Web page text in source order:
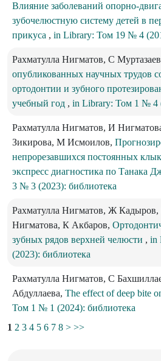
Влияние заболеваний опорно-
зубочелюстную систему детей в
прикуса , in Library: Том 19 № 4
Рахматулла Нигматов, С
опубликованных научных трудов
ортодонтии и зубного
учебный год , in Library: Том 1 № 4
Рахматулла Нигматов, И
Зикирова, М Исмоилов,
непрорезавшихся постоянных
экспресс диагностика по Танака
3 № 3 (2023): библиотека
Рахматулла Нигматов, Ж
Нигматова, К Акбаров,
зубных рядов верхней челюсти , in
(2023): библиотека
Рахматулла Нигматов, С
Абдуллаева, The effect of deep bite
Том 1 № 1 (2024): библиотека
1 2 3 4 5 6 7 8 > >>